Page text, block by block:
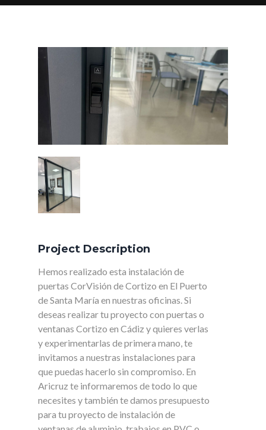
Project Description
Hemos realizado esta instalación de
puertas CorVisión de Cortizo en El Puerto
de Santa María en nuestras oficinas. Si
deseas realizar tu proyecto con puertas o
ventanas Cortizo en Cádiz y quieres verlas
y experimentarlas de primera mano, te
invitamos a nuestras instalaciones para
que puedas hacerlo sin compromiso. En
Aricruz te informaremos de todo lo que
necesites y también te damos presupuesto
para tu proyecto de instalación de